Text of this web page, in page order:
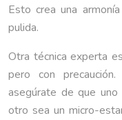
Esto crea una
pulida.
Otra técnica experta
pero con
asegúrate de que
otro sea un micro-